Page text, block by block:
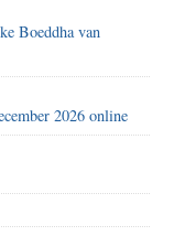
Boeddha van
2026 online